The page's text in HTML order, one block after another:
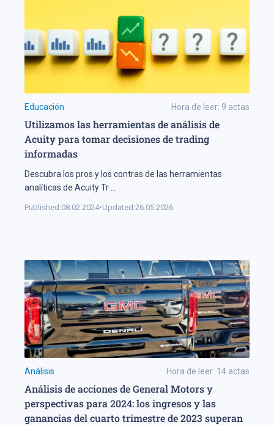
Educación Hora de leer: 9 actas
Utilizamos las herramientas de análisis de
Acuity para tomar decisiones de trading
informadas
Descubra los pros y los contras de las herramientas
analíticas de Acuity Tr
Published:08.02.2024•Updated:26.05.2026
Análisis Hora de leer: 14 actas
Análisis de acciones de General Motors y
perspectivas para 2024: los ingresos y las
ganancias del cuarto trimestre de 2023 superan